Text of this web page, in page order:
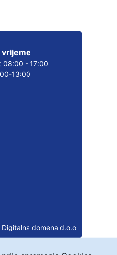
vrijeme
08:00 - 17:00
13:00
Digitalna domena d.o.o